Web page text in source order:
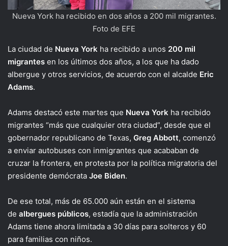
Nueva York ha recibido en dos años a 200 mil migrantes.
Foto de EFE
La ciudad de Nueva York ha recibido a unos 200 mil
migrantes en los últimos dos años, a los que ha dado
albergue y otros servicios, de acuerdo con el alcalde Eric
Adams.
Adams destacó este martes que Nueva York ha recibido
migrantes “más que cualquier otra ciudad”, desde que el
gobernador republicano de Texas, Greg Abbott, comenzó
a enviar autobuses con inmigrantes que acababan de
cruzar la frontera, en protesta por la política migratoria del
presidente demócrata Joe Biden.
De ese total, más de 65.000 aún están en el sistema
de albergues públicos, estadía que la administración
Adams tiene ahora limitada a 30 días para solteros y 60
para familias con niños.